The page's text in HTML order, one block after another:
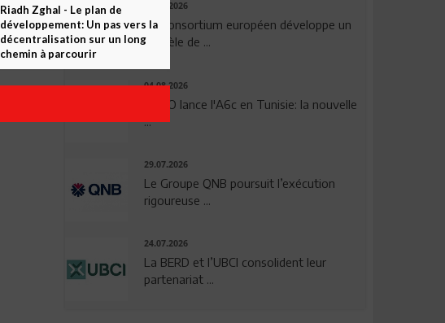
06.08.2026
Un consortium européen développe un
modèle de ...
04.08.2026
OPPO lance l'A6c en Tunisie: la nouvelle
...
29.07.2026
Le Groupe QNB poursuit l’exécution
rigoureuse ...
24.07.2026
La BERD et l’UBCI consolident leur
partenariat ...
Riadh Zghal - Le plan de
développement: Un pas vers la
décentralisation sur un long
chemin à parcourir